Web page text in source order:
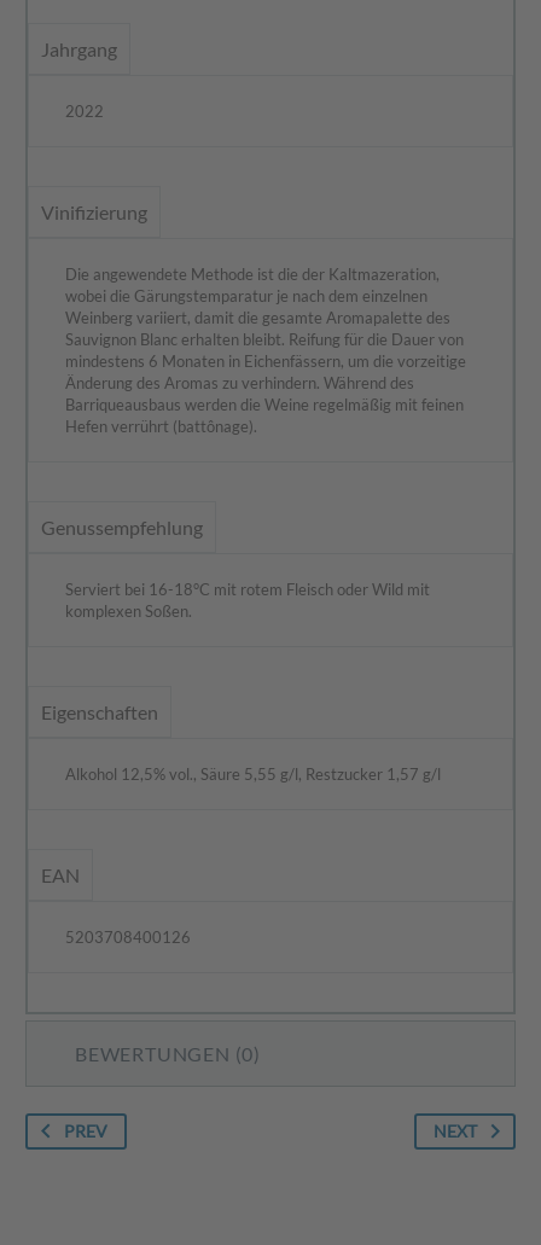
Jahrgang
2022
Vinifizierung
Die angewendete Methode ist die der Kaltmazeration,
wobei die Gärungstemparatur je nach dem einzelnen
Weinberg variiert, damit die gesamte Aromapalette des
Sauvignon Blanc erhalten bleibt. Reifung für die Dauer von
mindestens 6 Monaten in Eichenfässern, um die vorzeitige
Änderung des Aromas zu verhindern. Während des
Barriqueausbaus werden die Weine regelmäßig mit feinen
Hefen verrührt (battônage).
Genussempfehlung
Serviert bei 16-18°C mit rotem Fleisch oder Wild mit
komplexen Soßen.
Eigenschaften
Alkohol 12,5% vol., Säure 5,55 g/l, Restzucker 1,57 g/l
EAN
5203708400126
BEWERTUNGEN (0)
PREV NEXT